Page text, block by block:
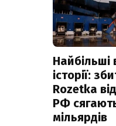
Найбільші
історії:
Rozetka
РФ
мільярдів